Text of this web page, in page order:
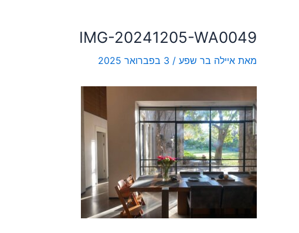
IMG-20241205-WA0049
מאת איילה בר שפע / 3 בפברואר 2025